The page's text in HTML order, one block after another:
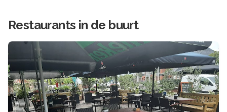
Restaurants in de buurt